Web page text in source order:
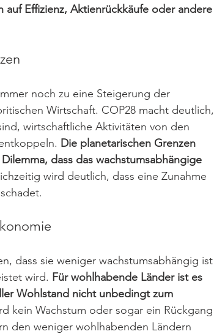
auf Effizienz, Aktienrückkäufe oder andere
noch zu eine Steigerung der
Wirtschaft. COP28 macht deutlich,
wirtschaftliche Aktivitäten von den
Die planetarischen Grenzen
dass das wachstumsabhängige
wird deutlich, dass eine Zunahme
dass sie weniger wachstumsabhängig ist
wird. Für wohlhabende Länder ist es
Wohlstand nicht unbedingt zum
kein Wachstum oder sogar ein Rückgang
den weniger wohlhabenden Ländern